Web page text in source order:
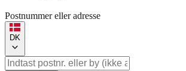
Postnummer eller adresse
DK